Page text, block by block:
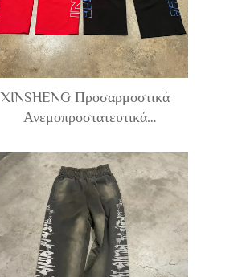
XINSHENG Προσαρμοστικά
Ανεμοπροστατευτικά
Εμπρόσθιο Εμποτισμό, Με
Εμπρόσθιο Λογότυπο Ραφής,
Ευρεία Στην Κάτω Πλευρά,
Χαλαρά, Από Ματέρι Κρινκλ
Νάιλον